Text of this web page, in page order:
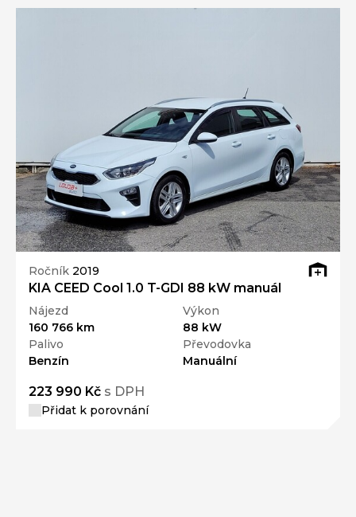
Ročník 2019
KIA CEED Cool 1.0 T-GDI 88 kW manuál
Nájezd
160 766 km
Výkon
88 kW
Palivo
Benzín
Převodovka
Manuální
223 990 Kč s DPH
Přidat k porovnání